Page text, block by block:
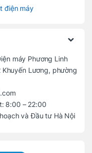
điện máy
máy Phương Linh
Lương, phường
8:00 – 22:00
và Đầu tư Hà Nội